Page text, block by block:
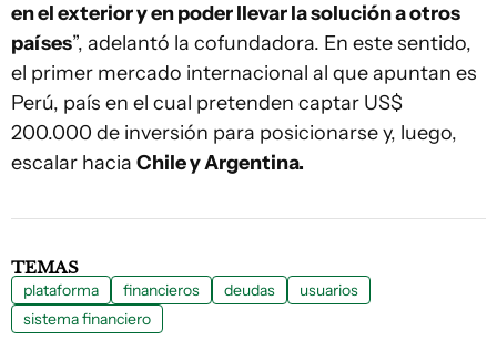
en el exterior y en poder llevar la solución a otros
países”, adelantó la cofundadora. En este sentido,
el primer mercado internacional al que apuntan es
Perú, país en el cual pretenden captar US$
200.000 de inversión para posicionarse y, luego,
escalar hacia Chile y Argentina.
TEMAS
plataforma financieros deudas
usuarios
sistema financiero